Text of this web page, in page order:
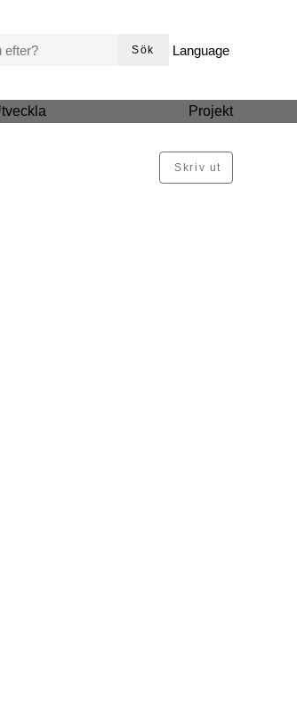
Sök
Language
Projekt
Skriv ut